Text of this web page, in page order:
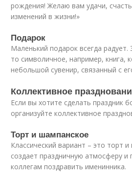
рождения! Желаю вам удачи,
изменений в жизни!»
Подарок
Маленький подарок всегда
то символичное, например, книга,
небольшой сувенир, связанный с
Коллективное
Если вы хотите сделать праздник
организуйте коллективное
Торт и шампанское
Классический вариант – это торт
создает праздничную атмосферу и
коллегам поздравить именинника.